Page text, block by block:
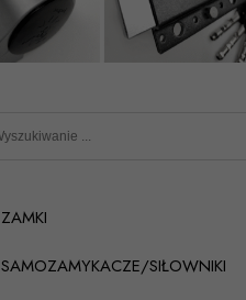
ZAMKI
SAMOZAMYKACZE/SIŁOWNIKI